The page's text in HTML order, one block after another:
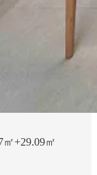
+29.09㎡